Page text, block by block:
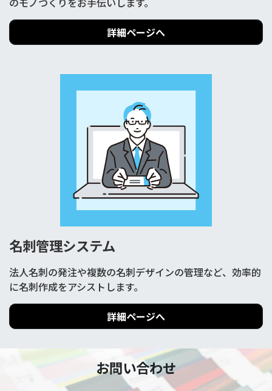
詳細ページへ
名刺管理システム
法人名刺の発注や複数の名刺デザインの管理など、効率的
に名刺作成をアシストします。
詳細ページへ
お問い合わせ